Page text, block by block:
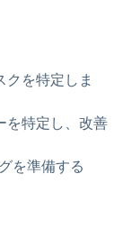
クを特定しま
を特定し、改善
を準備する